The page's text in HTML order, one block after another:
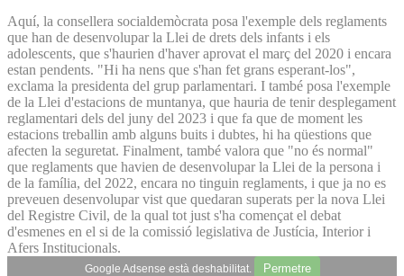
Aquí, la consellera socialdemòcrata posa l'exemple dels reglaments
que han de desenvolupar la Llei de drets dels infants i els
adolescents, que s'haurien d'haver aprovat el març del 2020 i encara
estan pendents. "Hi ha nens que s'han fet grans esperant-los",
exclama la presidenta del grup parlamentari. I també posa l'exemple
de la Llei d'estacions de muntanya, que hauria de tenir desplegament
reglamentari dels del juny del 2023 i que fa que de moment les
estacions treballin amb alguns buits i dubtes, hi ha qüestions que
afecten la seguretat. Finalment, també valora que "no és normal"
que reglaments que havien de desenvolupar la Llei de la persona i
de la família, del 2022, encara no tinguin reglaments, i que ja no es
preveuen desenvolupar vist que quedaran superats per la nova Llei
del Registre Civil, de la qual tot just s'ha començat el debat
d'esmenes en el si de la comissió legislativa de Justícia, Interior i
Afers Institucionals.
Google Adsense està deshabilitat. Permetre